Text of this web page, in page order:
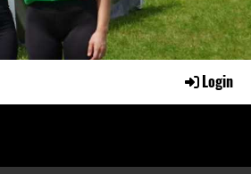
Login